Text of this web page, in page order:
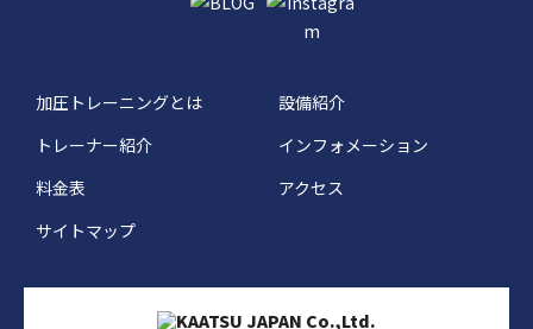
加圧トレーニングとは
設備紹介
トレーナー紹介
インフォメーション
料金表
アクセス
サイトマップ